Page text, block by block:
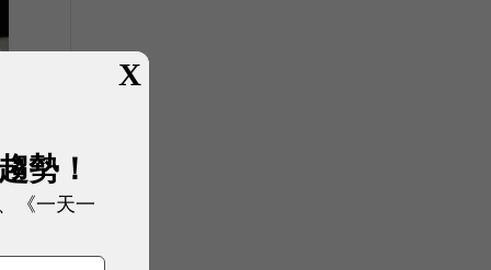
X
勢！
《一天一